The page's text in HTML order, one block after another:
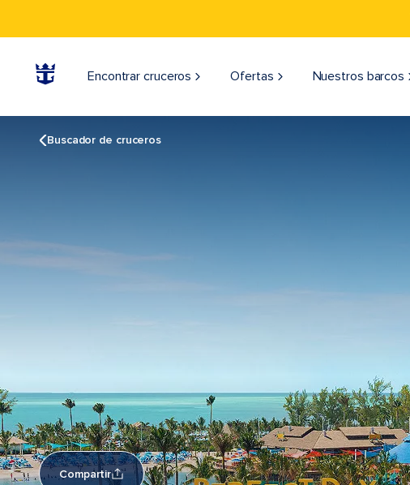
Encontrar cruceros Ofertas Nuestros barcos
Buscador de cruceros
Compartir